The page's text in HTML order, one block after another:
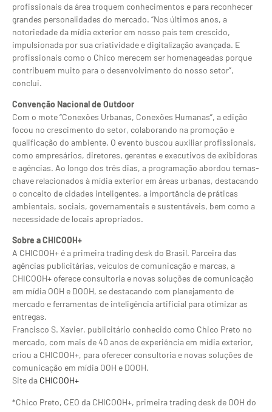
profissionais da área troquem conhecimentos e para reconhecer
grandes personalidades do mercado. “Nos últimos anos, a
notoriedade da mídia exterior em nosso país tem crescido,
impulsionada por sua criatividade e digitalização avançada. E
profissionais como o Chico merecem ser homenageadas porque
contribuem muito para o desenvolvimento do nosso setor”,
conclui.
Convenção Nacional de Outdoor
Com o mote “Conexões Urbanas, Conexões Humanas”, a edição
focou no crescimento do setor, colaborando na promoção e
qualificação do ambiente. O evento buscou auxiliar profissionais,
como empresários, diretores, gerentes e executivos de exibidoras
e agências. Ao longo dos três dias, a programação abordou temas-
chave relacionados à mídia exterior em áreas urbanas, destacando
o conceito de cidades inteligentes, a importância de práticas
ambientais, sociais, governamentais e sustentáveis, bem como a
necessidade de locais apropriados.
Sobre a CHICOOH+
A CHICOOH+ é a primeira trading desk do Brasil. Parceira das
agências publicitárias, veículos de comunicação e marcas, a
CHICOOH+ oferece consultoria e novas soluções de comunicação
em mídia OOH e DOOH, se destacando com planejamento de
mercado e ferramentas de inteligência artificial para otimizar as
entregas.
Francisco S. Xavier, publicitário conhecido como Chico Preto no
mercado, com mais de 40 anos de experiência em mídia exterior,
criou a CHICOOH+, para oferecer consultoria e novas soluções de
comunicação em mídia OOH e DOOH.
Site da CHICOOH+
*Chico Preto, CEO da CHICOOH+, primeira trading desk de OOH do